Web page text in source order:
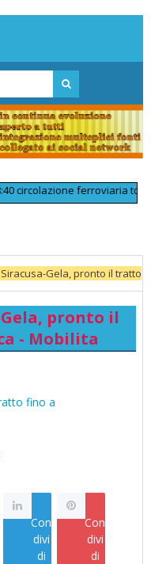
ferroviaria
Gela, pronto il tratto
pronto il
- Mobilita
fino a
Con
divi
di
Con
divi
di